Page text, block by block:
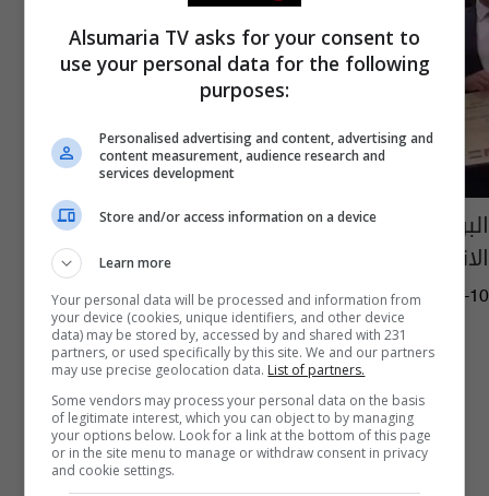
البرلمان الاوربي يمنح نادية مراد جائزة حقوق
الانسان لعام 2016
14:37 | 2016-10-10
Alsumaria TV asks for your consent to
use your personal data for the following
purposes:
Personalised advertising and content, advertising and
content measurement, audience research and
services development
Store and/or access information on a device
Learn more
Your personal data will be processed and information from
your device (cookies, unique identifiers, and other device
data) may be stored by, accessed by and shared with 231
partners, or used specifically by this site. We and our partners
may use precise geolocation data. List of partners.
Some vendors may process your personal data on the basis
of legitimate interest, which you can object to by managing
your options below. Look for a link at the bottom of this page
or in the site menu to manage or withdraw consent in privacy
and cookie settings.